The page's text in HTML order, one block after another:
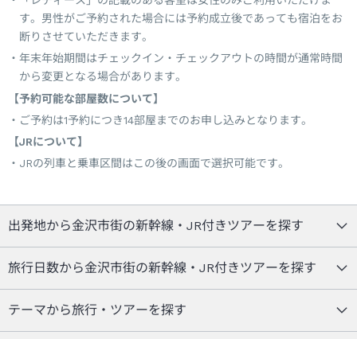
す。男性がご予約された場合には予約成立後であっても宿泊をお
断りさせていただきます。
年末年始期間はチェックイン・チェックアウトの時間が通常時間
から変更となる場合があります。
【予約可能な部屋数について】
ご予約は1予約につき14部屋までのお申し込みとなります。
【JRについて】
JRの列車と乗車区間はこの後の画面で選択可能です。
出発地から金沢市街の新幹線・JR付きツアーを探す
旅行日数から金沢市街の新幹線・JR付きツアーを探す
テーマから旅行・ツアーを探す